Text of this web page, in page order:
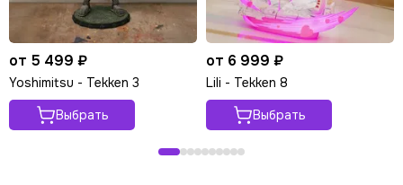
от 5 499 ₽
Yoshimitsu - Tekken 3
Выбрать
от 6 999 ₽
Lili - Tekken 8
Выбрать